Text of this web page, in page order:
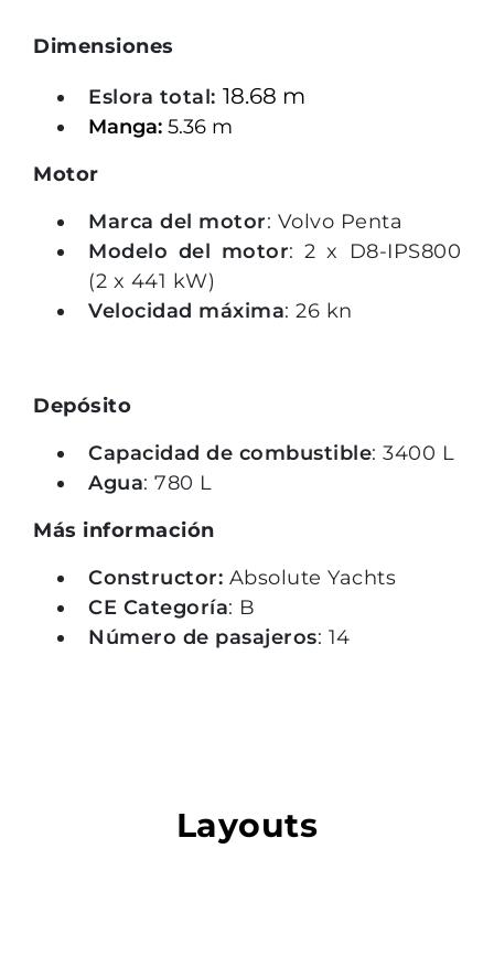
Dimensiones
Eslora total: 18.68 m
Manga: 5.36 m
Motor
Marca del motor: Volvo Penta
Modelo del motor:2 x D8-IPS800
(2 x 441 kW)
Velocidad máxima: 26 kn
Depósito
Capacidad de combustible: 3400 L
Agua: 780 L
Más información
Constructor: Absolute Yachts
CE Categoría: B
Número de pasajeros: 14
Layouts